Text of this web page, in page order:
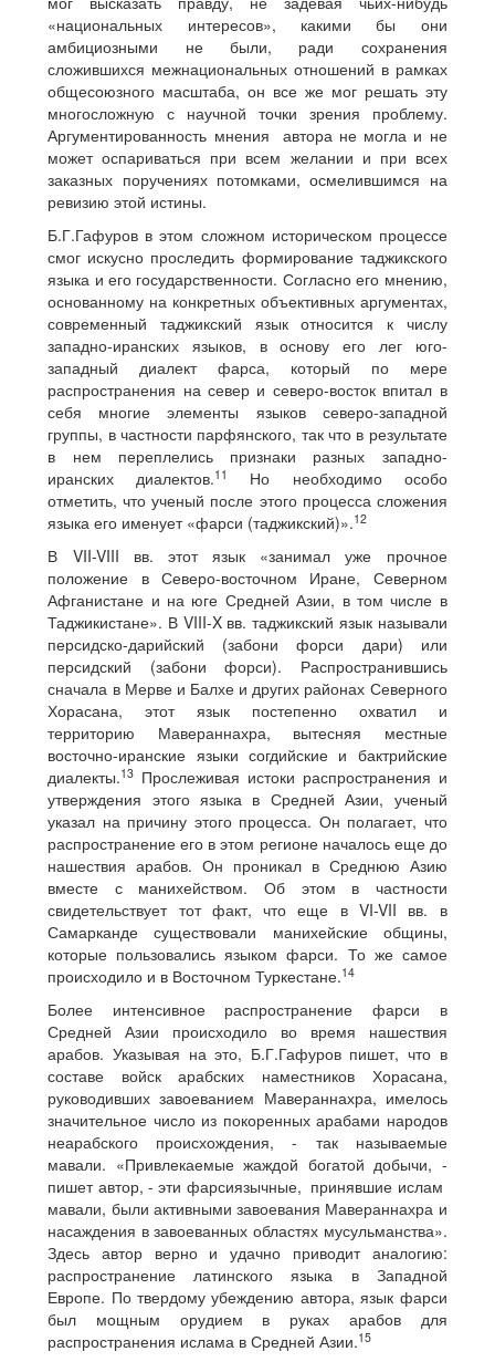
«национальных интересов», какими бы они
амбициозными не были, ради сохранения
сложившихся межнациональных отношений в рамках
общесоюзного масштаба, он все же мог решать эту
многосложную с научной точки зрения проблему.
Аргументированность мнения автора не могла и не
может оспариваться при всем желании и при всех
заказных поручениях потомками, осмелившимся на
ревизию этой истины.
Б.Г.Гафуров в этом сложном историческом процессе
смог искусно проследить формирование таджикского
языка и его государственности. Согласно его мнению,
основанному на конкретных объективных аргументах,
современный таджикский язык относится к числу
западно-иранских языков, в основу его лег юго-
западный диалект фарса, который по мере
распространения на север и северо-восток впитал в
себя многие элементы языков северо-западной
группы, в частности парфянского, так что в результате
в нем переплелись признаки разных западно-
иранских диалектов.11
Но необходимо особо
отметить, что ученый после этого процесса сложения
языка его именует «фарси (таджикский)».12
В VII-VIII вв. этот язык «занимал уже прочное
положение в Северо-восточном Иране, Северном
Афганистане и на юге Средней Азии, в том числе в
Таджикистане». В VIII-X вв. таджикский язык называли
персидско-дарийский (забони форси дари) или
персидский (забони форси). Распространившись
сначала в Мерве и Балхе и других районах Северного
Хорасана, этот язык постепенно охватил и
территорию Мавераннахра, вытесняя местные
восточно-иранские языки согдийские и бактрийские
диалекты.13 Прослеживая истоки распространения и
утверждения этого языка в Средней Азии, ученый
указал на причину этого процесса. Он полагает, что
распространение его в этом регионе началось еще до
нашествия арабов. Он проникал в Среднюю Азию
вместе с манихейством. Об этом в частности
свидетельствует тот факт, что еще в VI-VII вв. в
Самарканде существовали манихейские общины,
которые пользовались языком фарси. То же самое
происходило и в Восточном Туркестане.14
Более интенсивное распространение фарси в
Средней Азии происходило во время нашествия
арабов. Указывая на это, Б.Г.Гафуров пишет, что в
составе войск арабских наместников Хорасана,
руководивших завоеванием Мавераннахра, имелось
значительное число из покоренных арабами народов
неарабского происхождения, - так называемые
мавали. «Привлекаемые жаждой богатой добычи, -
пишет автор, - эти фарсиязычные, принявшие ислам
мавали, были активными завоевания Мавераннахра и
насаждения в завоеванных областях мусульманства».
Здесь автор верно и удачно приводит аналогию:
распространение латинского языка в Западной
Европе. По твердому убеждению автора, язык фарси
был мощным орудием в руках арабов для
распространения ислама в Средней Азии.15